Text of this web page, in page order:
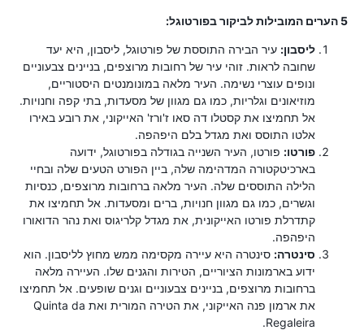
5 הערים המובילות לביקור בפורטוגל:
ליסבון: עיר הבירה התוססת של פורטוגל, ליסבון, היא יעד
שחובה לראות. זוהי עיר של רחובות מרוצפים, בניינים צבעוניים
ונופים עוצרי נשימה. העיר מלאה במונומנטים היסטוריים,
מוזיאונים וגלריות, כמו גם מגוון של מסעדות, בתי קפה וחנויות.
אל תחמיצו את קסטלו דה סאו ז'ורז' האייקוני, את רובע באירו
אלטו התוסס ואת מגדל בלם היפהפה.
פורטו: פורטו, העיר השנייה בגודלה בפורטוגל, ידועה
בארכיטקטורה המדהימה שלה, ביין הפורט הטעים שלה ובחיי
הלילה התוססים שלה. העיר מלאה ברחובות מרוצפים, כנסיות
וגשרים, כמו גם מגוון חנויות, ברים ומסעדות. אל תחמיצו את
קתדרלת פורטו האייקונית, את מגדל קלריגוס ואת נהר הדואורו
היפהפה.
סינטרה: סינטרה היא עיירה מקסימה ממש מחוץ לליסבון. הוא
ידוע בארמונות הציוריים, הטירות והגנים שלו. העיירה מלאה
ברחובות מרוצפים, בניינים צבעוניים וגנים שופעים. אל תחמיצו
את ארמון פנה האייקוני, את הטירה המורית ואת Quinta da
Regaleira.